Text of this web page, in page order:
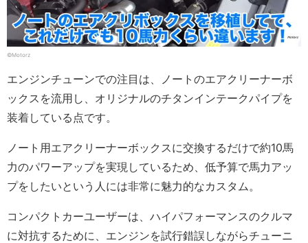
©Motorz
エンジンチューンでの注目は、ノートのエアクリーナーボ
ックスを流用し、オリジナルのチタンインテークパイプを
装着している点です。
ノート用エアクリーナーボックスに交換するだけで約10馬
力のパワーアップを実現しているため、低予算で馬力アッ
プをしたいという人には非常に魅力的なカスタム。
コンパクトカーユーザーは、ハイパフォーマンスのクルマ
に対抗するために、エンジンを試行錯誤しながらチューニ